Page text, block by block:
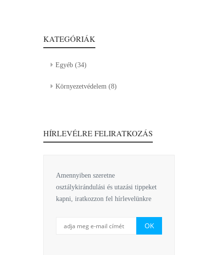
KATEGÓRIÁK
Egyéb (34)
Környezetvédelem (8)
HÍRLEVÉLRE FELIRATKOZÁS
Amennyiben szeretne
osztálykirándulási és utazási tippeket
kapni, iratkozzon fel hírlevelünkre